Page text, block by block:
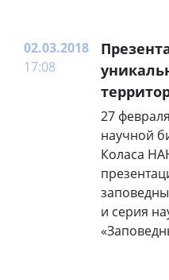
02.03.2018
17:08
27
научной
Коласа
и серия